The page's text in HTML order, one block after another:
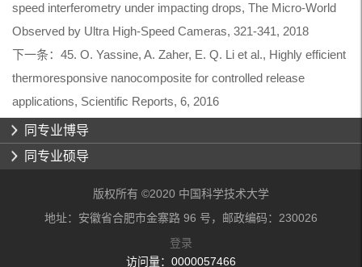
speed interferometry under impacting drops, The Micro-World
Observed by Ultra High-Speed Cameras, 321-341, 2018
下一条： 45. O. Yassine, A. Zaher, E. Q. Li et al., Highly efficient
thermoresponsive nanocomposite for controlled release
applications, Scientific Reports, 6, 2016
同专业博导
同专业硕导
版权所有 ©2020 中国科学技术大学
地址：安徽省合肥市金寨路 96 号，邮政编码：230026
登录
访问量： 0000057466